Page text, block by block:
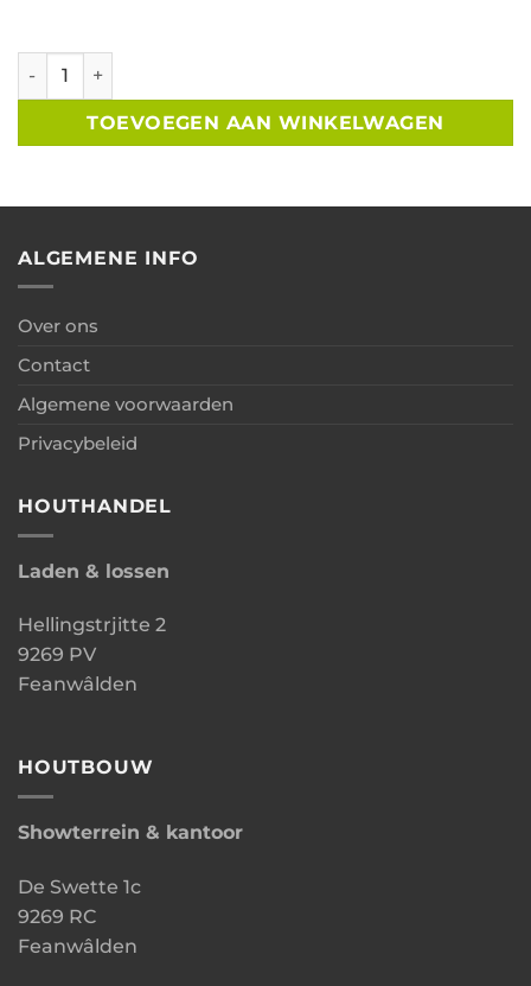
Tuinhuis zadeldak B300xD300cm met 85cm luifel aantal
TOEVOEGEN AAN WINKELWAGEN
ALGEMENE INFO
Over ons
Contact
Algemene voorwaarden
Privacybeleid
HOUTHANDEL
Laden & lossen
Hellingstrjitte 2
9269 PV
Feanwâlden
HOUTBOUW
Showterrein & kantoor
De Swette 1c
9269 RC
Feanwâlden